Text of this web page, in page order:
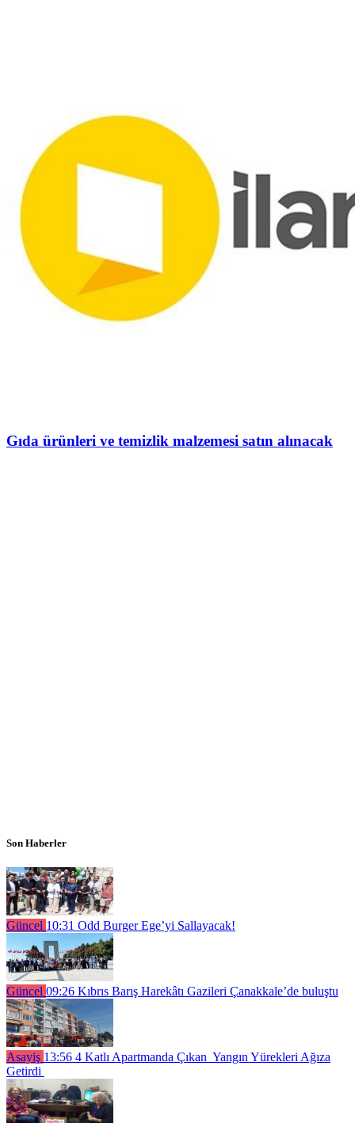
Gıda ürünleri ve temizlik malzemesi satın alınacak
Son Haberler
Güncel 10:31 Odd Burger Ege’yi Sallayacak!
Güncel 09:26 Kıbrıs Barış Harekâtı Gazileri Çanakkale’de buluştu
Asayiş 13:56 4 Katlı Apartmanda Çıkan Yangın Yürekleri Ağıza
Getirdi